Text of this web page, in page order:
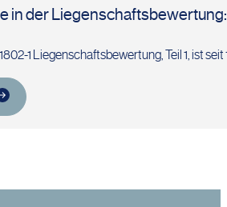
in der
1 Liegenschaftsbewertung, Teil 1, ist